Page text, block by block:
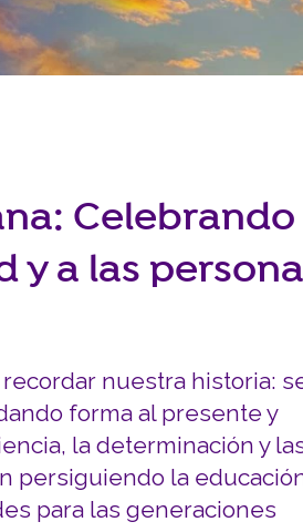
y a las
nuestra historia:
forma al presente y
la determinación y
persiguiendo la
para las generaciones